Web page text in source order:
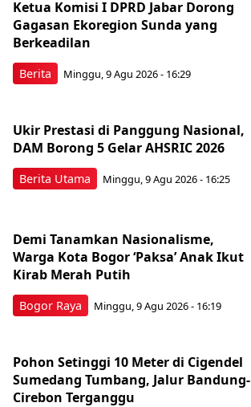
Berita
Ketua Komisi I DPRD Jabar Dorong
Gagasan Ekoregion Sunda yang
Berkeadilan
Minggu, 9 Agu 2026 - 16:29
Berita Utama
Ukir Prestasi di Panggung Nasional,
DAM Borong 5 Gelar AHSRIC 2026
Minggu, 9 Agu 2026 - 16:25
Bogor Raya
Demi Tanamkan Nasionalisme,
Warga Kota Bogor ‘Paksa’ Anak Ikut
Kirab Merah Putih
Minggu, 9 Agu 2026 - 16:19
Pohon Setinggi 10 Meter di Cigendel
Sumedang Tumbang, Jalur Bandung-
Cirebon Terganggu